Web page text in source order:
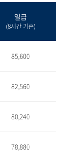
일급
(8시간 기준)
85,600
82,560
80,240
78,880